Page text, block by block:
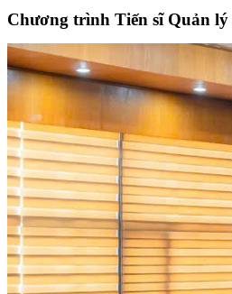
Chương trình Tiến sĩ Quản